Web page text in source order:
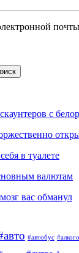
с
в туалете
валютам
вас обманул
#автобус